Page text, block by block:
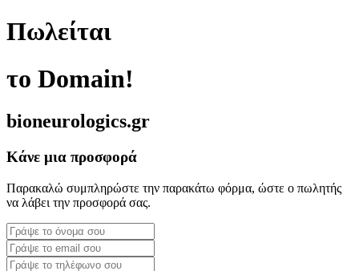
Πωλείται
το Domain!
bioneurologics.gr
Κάνε μια προσφορά
Παρακαλώ συμπληρώστε την παρακάτω φόρμα, ώστε ο πωλητής
να λάβει την προσφορά σας.